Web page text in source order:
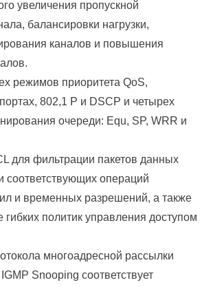
увеличения пропускной
балансировки нагрузки,
каналов и повышения
режимов приоритета QoS,
802,1 P и DSCP и четырех
очереди: Equ, SP, WRR и
для фильтрации пакетов данных
соответствующих операций
и временных разрешений, а также
гибких политик управления доступом
многоадресной рассылки
Snooping соответствует